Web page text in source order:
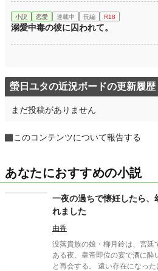
小説 恋愛 連載中 長編 R18
溺愛中毒の彼に囚われて。
螢日ユタの近況ボードの更新履歴
まだ投稿がありません
このコンテンツについて報告する
あなたにおすすめの小説
一夜の過ちで懐妊したら、
れました
由香
没落貴族の娘・柳月鈴は、宮廷
ある夜、皇帝即位の宴で酒に酔
と再会する。 遠い存在になったはずの彼。 けれど、その夜をきっ